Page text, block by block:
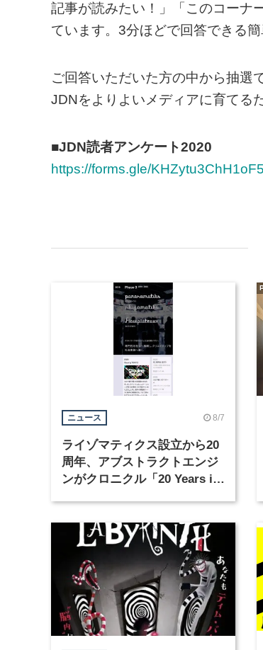
記事が読みたい！」「このコーナ
ています。3分ほどで回答できる簡
ご回答いただいた方の中から抽選
JDNをよりよいメディアに育てる
■JDN読者アンケート2020
https://forms.gle/
ニュース 8/7
ライゾマティクス設立から20
周年、アブストラクトエンジ
ンがクロニクル「20 Years in